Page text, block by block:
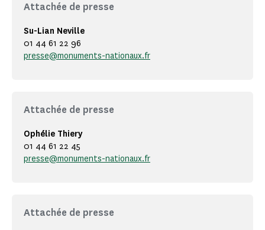
Attachée de presse
Su-Lian Neville
01 44 61 22 96
presse@monuments-nationaux.fr
Attachée de presse
Ophélie Thiery
01 44 61 22 45
presse@monuments-nationaux.fr
Attachée de presse